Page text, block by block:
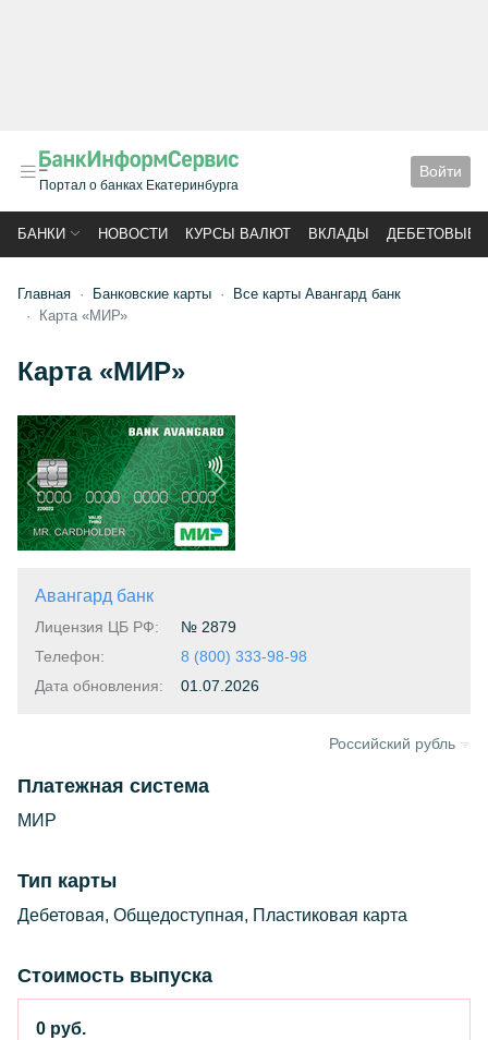
Портал о банках Екатеринбурга
Войти
БАНКИ НОВОСТИ КУРСЫ ВАЛЮТ ВКЛАДЫ ДЕБЕТОВЫЕ
Главная Банковские карты
Все карты Авангард банк
Карта «МИР»
Карта «МИР»
Предыдущая Следующая
Авангард банк
Лицензия ЦБ РФ:
№ 2879
Телефон:
8 (800) 333-98-98
Дата обновления:
01.07.2026
Российский рубль
Платежная система
МИР
Тип карты
Дебетовая, Общедоступная, Пластиковая карта
Стоимость выпуска
0 руб.